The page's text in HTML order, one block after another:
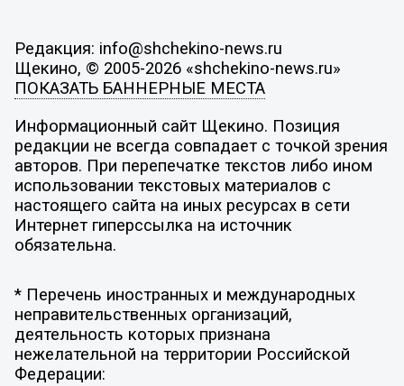
Редакция: info@shchekino-news.ru
Щекино, © 2005-2026 «shchekino-news.ru»
ПОКАЗАТЬ БАННЕРНЫЕ МЕСТА
Информационный сайт Щекино. Позиция
редакции не всегда совпадает с точкой зрения
авторов. При перепечатке текстов либо ином
использовании текстовых материалов с
настоящего сайта на иных ресурсах в сети
Интернет гиперссылка на источник
обязательна.
* Перечень иностранных и международных
неправительственных организаций,
деятельность которых признана
нежелательной на территории Российской
Федерации: